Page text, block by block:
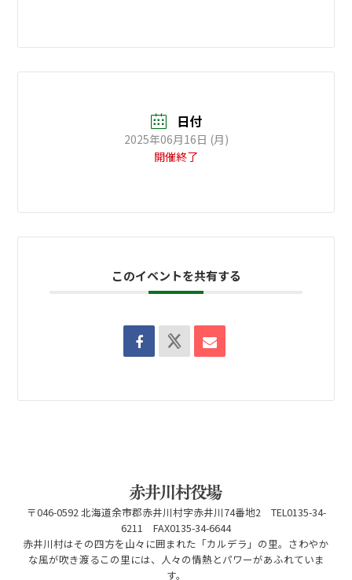
日付
2025年06月16日 (月)
開催終了
このイベントを共有する
〒046-0592 北海道余市郡赤井川村字赤井川74番地2 TEL0135-34-
6211 FAX0135-34-6644
赤井川村はその四方を山々に囲まれた「カルデラ」の里。さわやか
な風が吹き渡るこの里には、人々の情熱とパワーがあふれていま
す。